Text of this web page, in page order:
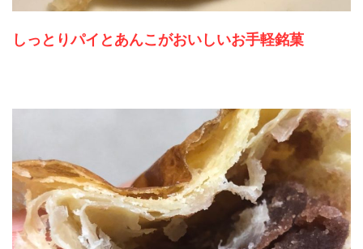
しっとりパイとあんこがおいしいお手軽銘菓